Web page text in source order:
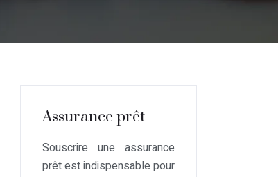
Assurance prêt
Souscrire une assurance
prêt est indispensable pour